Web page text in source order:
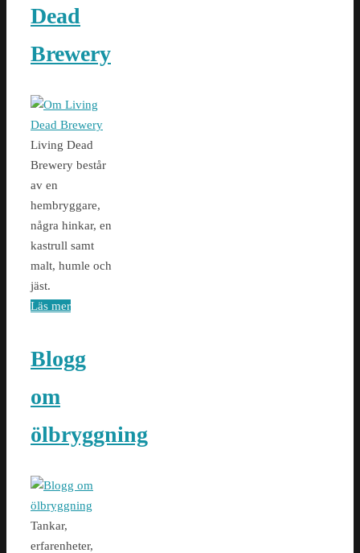
Dead
Brewery
Living Dead
Brewery består
av en
hembryggare,
några hinkar, en
kastrull samt
malt, humle och
jäst.
Läs mer
Blogg
om
ölbryggning
Tankar,
erfarenheter,